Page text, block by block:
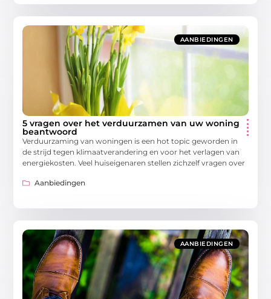
AANBIEDINGEN
5 vragen over het verduurzamen van uw woning
beantwoord
Verduurzaming van woningen is een hot topic geworden in
de strijd tegen klimaatverandering en voor het verlagen van
energiekosten. Veel huiseigenaren stellen zichzelf vragen over
Aanbiedingen
AANBIEDINGEN